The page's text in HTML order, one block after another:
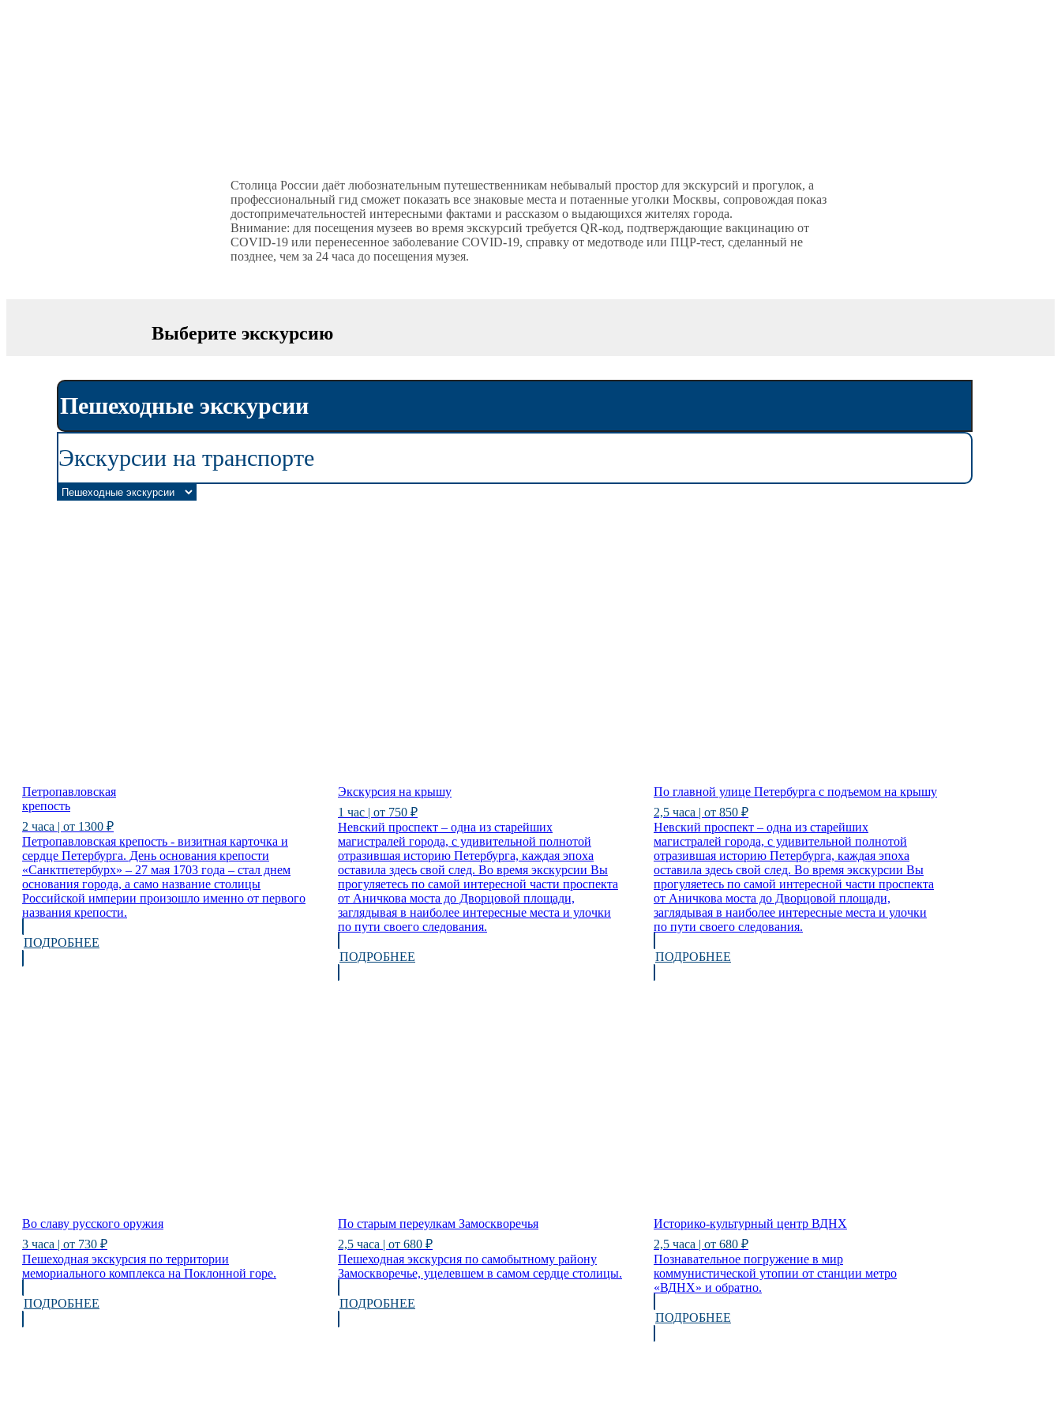
Столица России даёт любознательным путешественникам небывалый простор для экскурсий и прогулок, а
профессиональный гид сможет показать все знаковые места и потаенные уголки Москвы, сопровождая показ
достопримечательностей интересными фактами и рассказом о выдающихся жителях города.
Внимание: для посещения музеев во время экскурсий требуется QR-код, подтверждающие вакцинацию от
COVID-19 или перенесенное заболевание COVID-19, справку от медотводе или ПЦР-тест, сделанный не
позднее, чем за 24 часа до посещения музея.
Выберите экскурсию
Пешеходные экскурсии
Экскурсии на транспорте
Петропавловская
крепость
2 часа | от 1300 ₽
Петропавловская крепость - визитная карточка и
сердце Петербурга. День основания крепости
«Санктпетербурх» – 27 мая 1703 года – стал днем
основания города, а само название столицы
Российской империи произошло именно от первого
названия крепости.
ПОДРОБНЕЕ
Экскурсия на крышу
1 час | от 750 ₽
Невский проспект – одна из старейших
магистралей города, с удивительной полнотой
отразившая историю Петербурга, каждая эпоха
оставила здесь свой след. Во время экскурсии Вы
прогуляетесь по самой интересной части проспекта
от Аничкова моста до Дворцовой площади,
заглядывая в наиболее интересные места и улочки
по пути своего следования.
ПОДРОБНЕЕ
По главной улице Петербурга с подъемом на крышу
2,5 часа | от 850 ₽
Невский проспект – одна из старейших
магистралей города, с удивительной полнотой
отразившая историю Петербурга, каждая эпоха
оставила здесь свой след. Во время экскурсии Вы
прогуляетесь по самой интересной части проспекта
от Аничкова моста до Дворцовой площади,
заглядывая в наиболее интересные места и улочки
по пути своего следования.
ПОДРОБНЕЕ
Во славу русского оружия
3 часа | от 730 ₽
Пешеходная экскурсия по территории
мемориального комплекса на Поклонной горе.
ПОДРОБНЕЕ
По старым переулкам Замоскворечья
2,5 часа | от 680 ₽
Пешеходная экскурсия по самобытному району
Замоскворечье, уцелевшем в самом сердце столицы.
ПОДРОБНЕЕ
Историко-культурный центр ВДНХ
2,5 часа | от 680 ₽
Познавательное погружение в мир
коммунистической утопии от станции метро
«ВДНХ» и обратно.
ПОДРОБНЕЕ